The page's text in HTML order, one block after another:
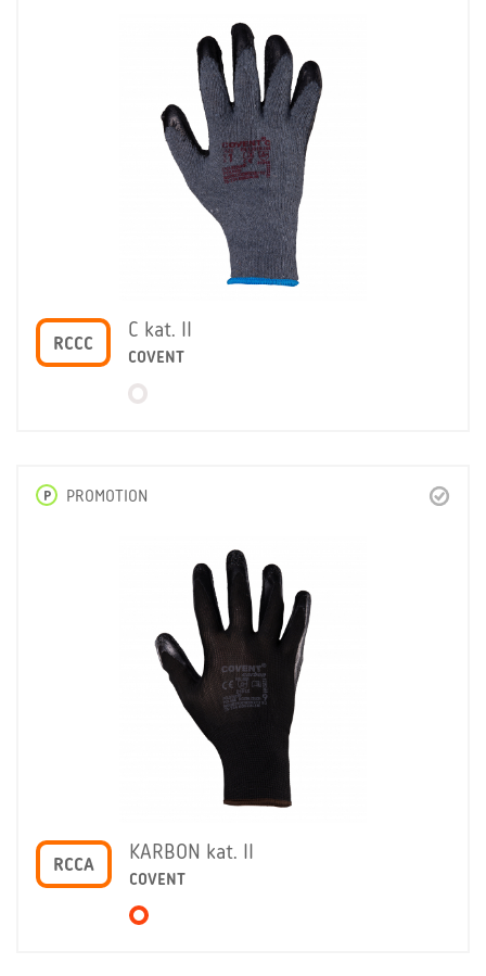
RCCC
C kat. II
COVENT
P PROMOTION
RCCA
KARBON kat. II
COVENT